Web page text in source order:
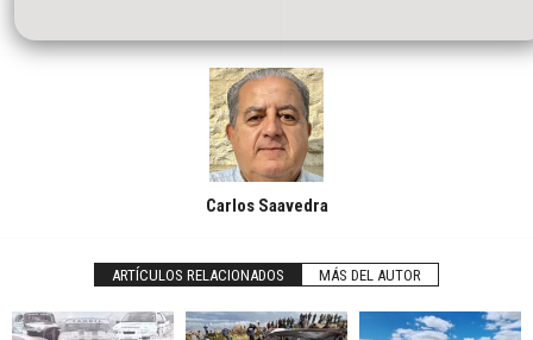
Carlos Saavedra
ARTÍCULOS RELACIONADOS MÁS DEL AUTOR